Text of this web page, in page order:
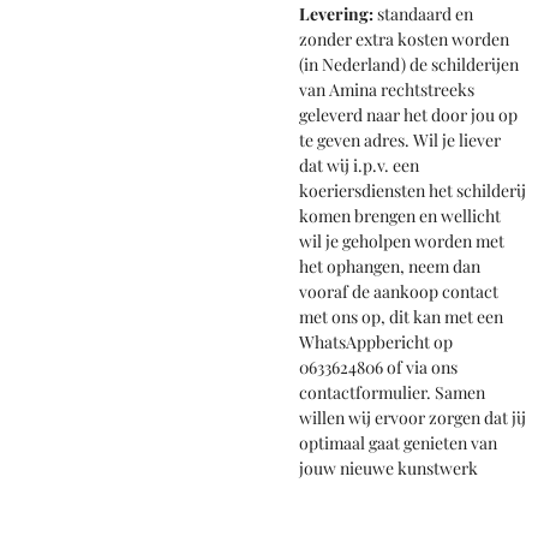
Levering:standaard en
zonder extra kosten worden
(in Nederland) de schilderijen
van Amina rechtstreeks
geleverd naar het door jou op
te geven adres. Wil je liever
dat wij i.p.v. een
koeriersdiensten het schilderij
komen brengen en wellicht
wil je geholpen worden met
het ophangen, neem dan
vooraf de aankoop contact
met ons op, dit kan met een
WhatsAppbericht op
0633624806 of via ons
contactformulier. Samen
willen wij ervoor zorgen dat jij
optimaal gaat genieten van
jouw nieuwe kunstwerk